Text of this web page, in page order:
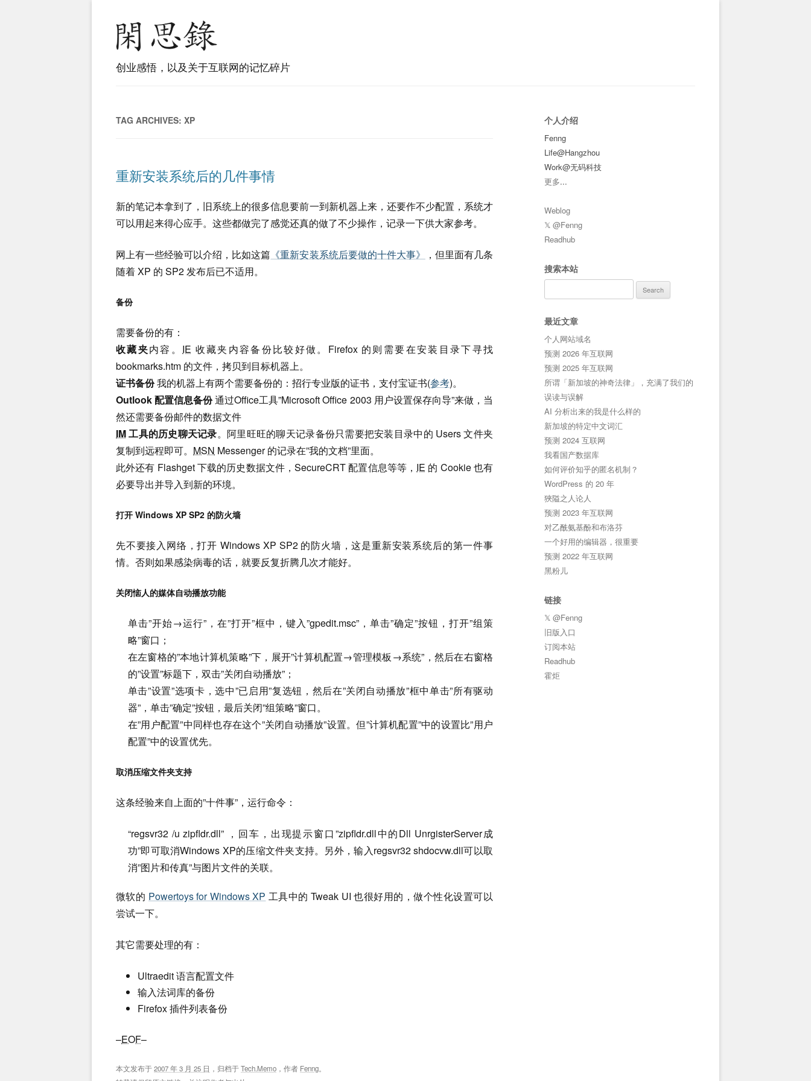
创业感悟，以及关于互联网的记忆碎片
TAG ARCHIVES: XP
重新安装系统后的几件事情
新的笔记本拿到了，旧系统上的很多信息要前一到新机器上来，还要作不少配置，系统才
可以用起来得心应手。这些都做完了感觉还真的做了不少操作，记录一下供大家参考。
网上有一些经验可以介绍，比如这篇 《重新安装系统后要做的十件大事》
，但里面有几条
随着 XP 的 SP2 发布后已不适用。
备份
需要备份的有：
收藏夹内容。 IE 收藏夹内容备份比较好做。Firefox 的则需要在安装目录下寻找
bookmarks.htm 的文件，拷贝到目标机器上。
证书备份我的机器上有两个需要备份的：招行专业版的证书，支付宝证书(参考)。
Outlook 配置信息备份通过Office工具”Microsoft Office 2003 用户设置保存向导”来做，当
然还需要备份邮件的数据文件
IM工具的历史聊天记录。阿里旺旺的聊天记录备份只需要把安装目录中的 Users 文件夹
复制到远程即可。 MSN Messenger 的记录在”我的文档”里面。
此外还有 Flashget 下载的历史数据文件，SecureCRT 配置信息等等， IE 的 Cookie 也有
必要导出并导入到新的环境。
打开 Windows XP SP2 的防火墙
先不要接入网络，打开 Windows XP SP2 的防火墙，这是重新安装系统后的第一件事
情。否则如果感染病毒的话，就要反复折腾几次才能好。
关闭恼人的媒体自动播放功能
单击”开始→运行”，在”打开”框中，键入”gpedit.msc”，单击”确定”按钮，打开”组策
略”窗口；
在左窗格的”本地计算机策略”下，展开”计算机配置→管理模板→系统”，然后在右窗格
的”设置”标题下，双击”关闭自动播放”；
单击”设置”选项卡，选中”已启用”复选钮，然后在”关闭自动播放”框中单击”所有驱动
器”，单击”确定”按钮，最后关闭”组策略”窗口。
在”用户配置”中同样也存在这个”关闭自动播放”设置。但”计算机配置”中的设置比”用户
配置”中的设置优先。
取消压缩文件夹支持
这条经验来自上面的”十件事”，运行命令：
“regsvr32 /u zipfldr.dll” ，回车，出现提示窗口”zipfldr.dll中的Dll UnrgisterServer成
功”即可取消Windows XP的压缩文件夹支持。另外，输入regsvr32 shdocvw.dll可以取
消”图片和传真”与图片文件的关联。
微软的 Powertoys for Windows XP 工具中的 Tweak UI 也很好用的，做个性化设置可以
尝试一下。
其它需要处理的有：
Ultraedit 语言配置文件
输入法词库的备份
Firefox 插件列表备份
–EOF–
本文发布于2007 年 3 月 25 日 ，归档于Tech.Memo ，作者 Fenng。
个人介绍
Fenng
Life@Hangzhou
Work@无码科技
更多...
Weblog
𝕏 @Fenng
Readhub
搜索本站
for:
最近文章
个人网站域名
预测 2026 年互联网
预测 2025 年互联网
所谓「新加坡的神奇法律」，充满了我们的
误读与误解
AI 分析出来的我是什么样的
新加坡的特定中文词汇
预测 2024 互联网
我看国产数据库
如何评价知乎的匿名机制？
WordPress 的 20 年
狹隘之人论人
预测 2023 年互联网
对乙酰氨基酚和布洛芬
一个好用的编辑器，很重要
预测 2022 年互联网
黑粉儿
链接
𝕏 @Fenng
旧版入口
订阅本站
Readhub
霍炬